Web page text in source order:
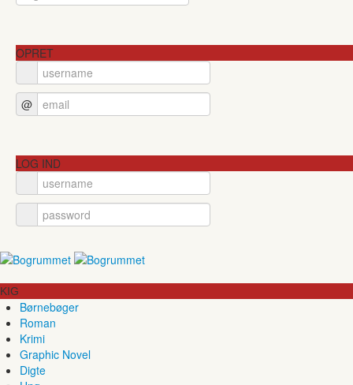
OPRET
@
LOG IND
KIG
Børnebøger
Roman
Krimi
Graphic Novel
Digte